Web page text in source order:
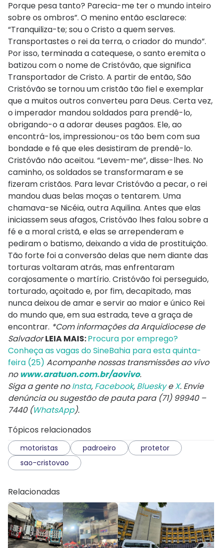
Porque pesa tanto? Parecia-me ter o mundo inteiro
sobre os ombros”. O menino então esclarece:
“Tranquiliza-te; sou o Cristo a quem serves.
Transportastes o rei da terra, o criador do mundo”.
Por isso, terminada a catequese, o santo eremita o
batizou com o nome de Cristóvão, que significa
Transportador de Cristo. A partir de então, São
Cristóvão se tornou um cristão tão fiel e exemplar
que a muitos outros converteu para Deus. Certa vez,
o imperador mandou soldados para prendê-lo,
obrigando-o a adorar deuses pagãos. Ele, ao
encontrá-los, impressionou-os tão bem com sua
bondade e fé que eles desistiram de prendê-lo.
Cristóvão não aceitou. “Levem-me”, disse-lhes. No
caminho, os soldados se transformaram e se
fizeram cristãos. Para levar Cristóvão a pecar, o rei
mandou duas belas moças o tentarem. Uma
chamava-se Nicéia, outra Aquilina. Antes que elas
iniciassem seus afagos, Cristóvão lhes falou sobre a
fé e a moral cristã, e elas se arrependeram e
pediram o batismo, deixando a vida de prostituição.
Tão forte foi a conversão delas que nem diante das
torturas voltaram atrás, mas enfrentaram
corajosamente o martírio. Cristóvão foi perseguido,
torturado, açoitado e, por fim, decapitado, mas
nunca deixou de amar e servir ao maior e único Rei
do mundo que, em sua estrada, teve a graça de
encontrar. *Com informações da Arquidiocese de
Salvador LEIA MAIS:Procura por emprego?
Conheça as vagas do SineBahia para esta quinta-
feira (25) Acompanhe nossas transmissões ao vivo
no www.aratuon.com.br/aovivo.
Siga a gente noInsta, Facebook, BlueskyeX. Envie
denúncia ou sugestão de pauta para (71) 99940 –
7440 (WhatsApp).
Tópicos relacionados
motoristas padroeiro
protetor
sao-cristovao
Relacionadas